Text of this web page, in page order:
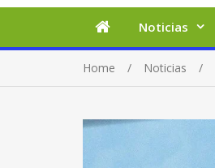
Noticias
Home Noticias